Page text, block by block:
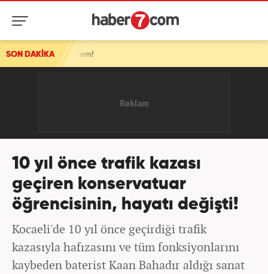
SON DAKİKA
10 yıl önce trafik kazası
geçiren konservatuar
öğrencisinin, hayatı değişti!
Kocaeli'de 10 yıl önce geçirdiği trafik
kazasıyla hafızasını ve tüm fonksiyonlarını
kaybeden baterist Kaan Bahadır aldığı sanat